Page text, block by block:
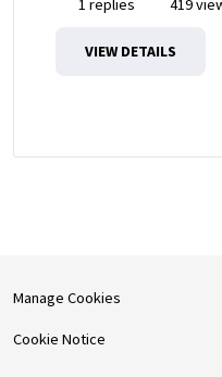
1 replies
419
VIEW DETAILS
Manage Cookies
Cookie Notice